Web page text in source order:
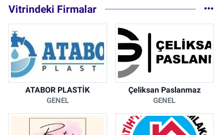
Vitrindeki Firmalar
ATABOR PLASTİK
GENEL
Çeliksan Paslanmaz
GENEL